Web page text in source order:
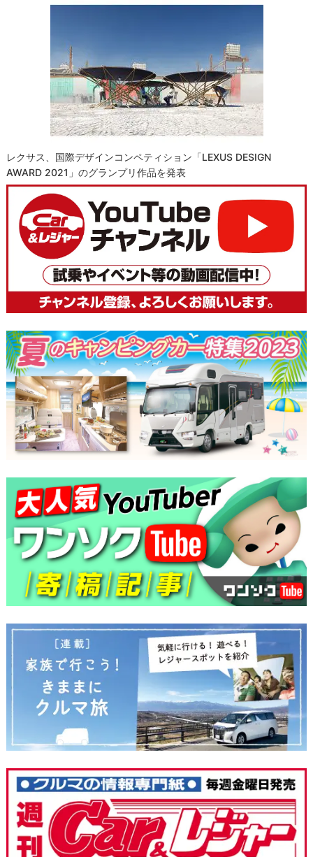
レクサス、国際デザインコンペティション「LEXUS DESIGN
AWARD 2021」のグランプリ作品を発表